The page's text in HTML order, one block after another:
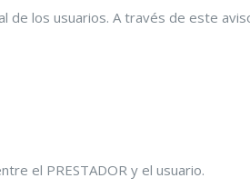
los usuarios. A través de este
el PRESTADOR y el usuario.